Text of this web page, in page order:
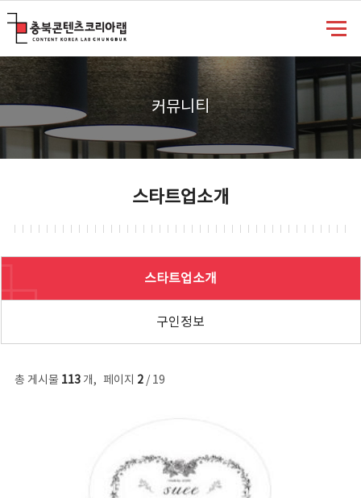
커뮤니티
스타트업소개
스타트업소개
구인정보
총 게시물 113개, 페이지 2/ 19